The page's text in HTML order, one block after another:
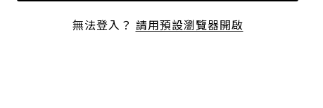
無法登入？ 請用預設瀏覽器開啟